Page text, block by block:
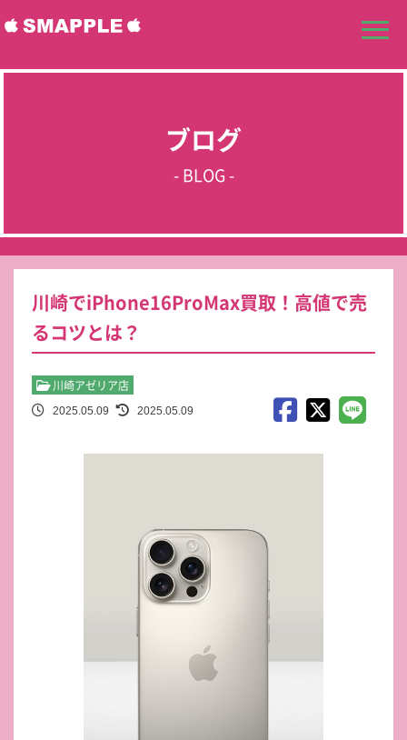
ブログ
- BLOG -
川崎でiPhone16ProMax買取！高値で売
るコツとは？
川崎アゼリア店
2025.05.09 2025.05.09